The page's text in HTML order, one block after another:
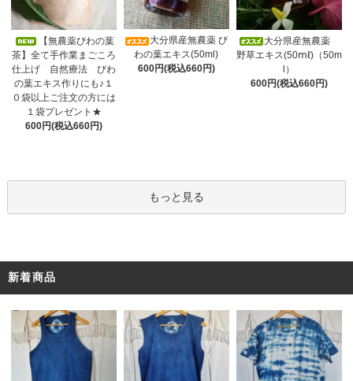
【無農薬びわの葉
茶】全て手作業まごころ
仕上げ 自然療法 びわ
の葉エキス作りにも♪１
０袋以上ご注文の方には
１袋プレゼント★
600円(税込660円)
大分県産無農薬 び
わの葉エキス(50ml)
600円(税込660円)
大分県産無農薬
野草エキス(50ⅿℓ)（50m
l）
600円(税込660円)
もっと見る
新着商品